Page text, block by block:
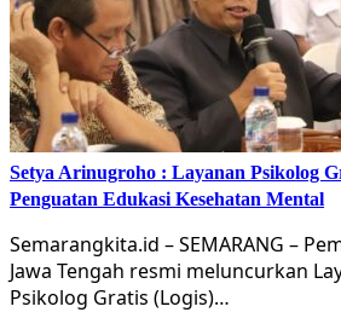
Setya Arinugroho : Layanan Psikolog
Penguatan Edukasi Kesehatan Mental
Semarangkita.id – SEMARANG –
Jawa Tengah resmi meluncurkan
Psikolog Gratis (Logis)…